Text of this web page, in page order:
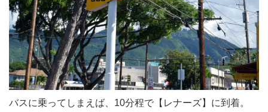
バスに乗ってしまえば、10分程で【レナーズ】に到着。